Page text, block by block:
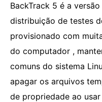
BackTrack 5 é a
distribuição de testes
provisionado com
do computador ,
comuns do sistema
apagar os arquivos
de propriedade ao